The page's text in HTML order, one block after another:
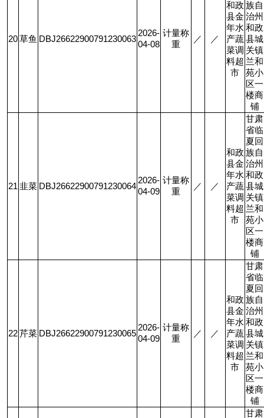
20草鱼 DBJ26622900791230063
2026-
04-08
计量称
重
／ ／
和政
县金
年水
产蔬
菜调
料超
市
族自
治州
和政
县城
关镇
兰和
苑小
区一
楼商
铺
21韭菜 DBJ26622900791230064
2026-
04-09
计量称
重
／ ／
和政
县金
年水
产蔬
菜调
料超
市
甘肃
省临
夏回
族自
治州
和政
县城
关镇
兰和
苑小
区一
楼商
铺
22芹菜 DBJ26622900791230065
2026-
04-09
计量称
重
／ ／
和政
县金
年水
产蔬
菜调
料超
市
甘肃
省临
夏回
族自
治州
和政
县城
关镇
兰和
苑小
区一
楼商
铺
甘肃